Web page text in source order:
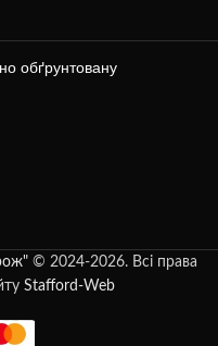
обґрунтовану
© 2024-2026. Всі права
Stafford-Web